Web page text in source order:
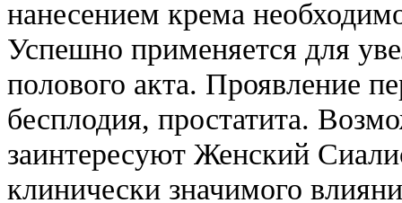
нанесением крема
Успешно применяется для
полового акта. Проявление
бесплодия, простатита.
заинтересуют Женский
клинически значимого